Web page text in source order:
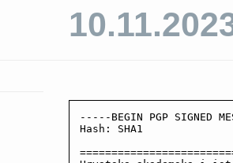
-----BEGIN PGP SIGNED
Hash: SHA1